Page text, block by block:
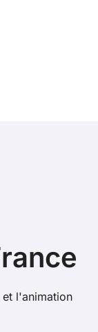
l'animation